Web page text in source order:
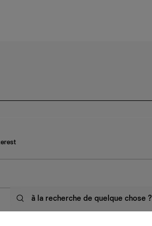
à la recherche de quelque chose ?